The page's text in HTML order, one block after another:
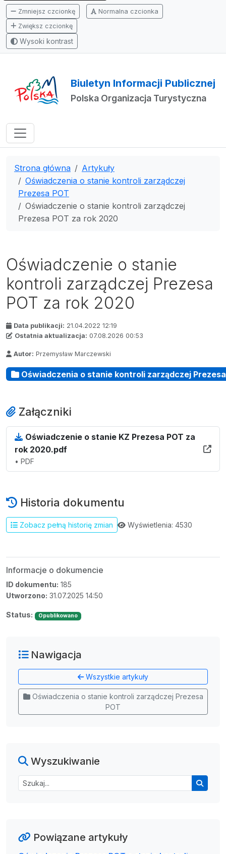
Zmniejsz czcionkę
Normalna czcionka
Zwiększ czcionkę
Wysoki kontrast
Biuletyn Informacji Publicznej
Polska Organizacja Turystyczna
Strona główna
Artykuły
Oświadczenia o stanie kontroli zarządczej
Prezesa POT
Oświadczenie o stanie kontroli zarządczej
Prezesa POT za rok 2020
Oświadczenie o stanie
kontroli zarządczej Prezesa
POT za rok 2020
Data publikacji: 21.04.2022 12:19
Ostatnia aktualizacja: 07.08.2026 00:53
Autor: Przemysław Marczewski
Oświadczenia o stanie kontroli zarządczej
Załączniki
Oświadczenie o stanie KZ Prezesa POT za
rok 2020.pdf
• PDF
Historia dokumentu
Zobacz pełną historię zmian Wyświetlenia: 4530
Informacje o dokumencie
ID dokumentu: 185
Utworzono: 31.07.2025 14:50
Status: Opublikowano
Nawigacja
Wszystkie artykuły
Oświadczenia o stanie kontroli zarządczej Prezesa
POT
Wyszukiwanie
Powiązane artykuły